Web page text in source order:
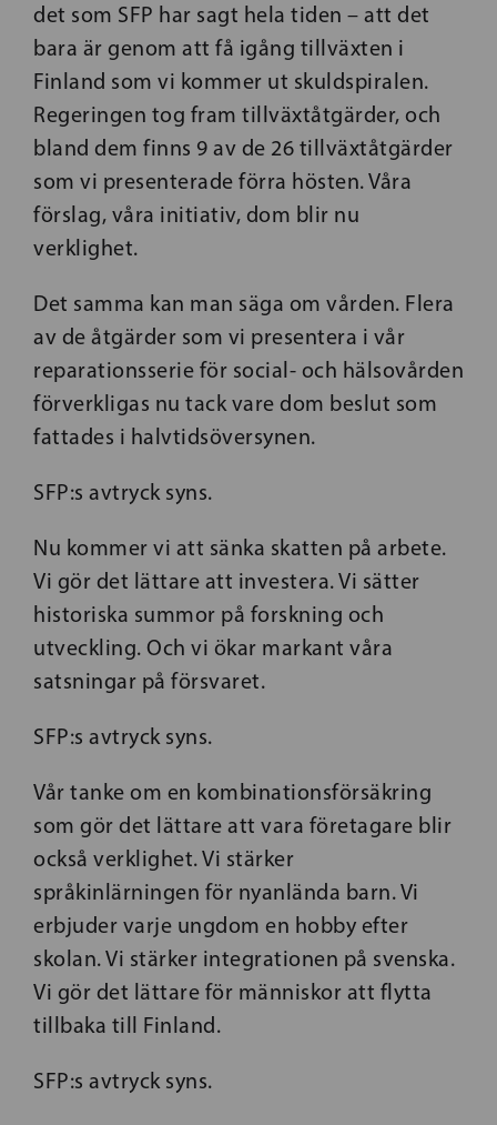
det som SFP har sagt hela tiden – att det
bara är genom att få igång tillväxten i
Finland som vi kommer ut skuldspiralen.
Regeringen tog fram tillväxtåtgärder, och
bland dem finns 9 av de 26 tillväxtåtgärder
som vi presenterade förra hösten. Våra
förslag, våra initiativ, dom blir nu
verklighet.
Det samma kan man säga om vården. Flera
av de åtgärder som vi presentera i vår
reparationsserie för social- och hälsovården
förverkligas nu tack vare dom beslut som
fattades i halvtidsöversynen.
SFP:s avtryck syns.
Nu kommer vi att sänka skatten på arbete.
Vi gör det lättare att investera. Vi sätter
historiska summor på forskning och
utveckling. Och vi ökar markant våra
satsningar på försvaret.
SFP:s avtryck syns.
Vår tanke om en kombinationsförsäkring
som gör det lättare att vara företagare blir
också verklighet. Vi stärker
språkinlärningen för nyanlända barn. Vi
erbjuder varje ungdom en hobby efter
skolan. Vi stärker integrationen på svenska.
Vi gör det lättare för människor att flytta
tillbaka till Finland.
SFP:s avtryck syns.